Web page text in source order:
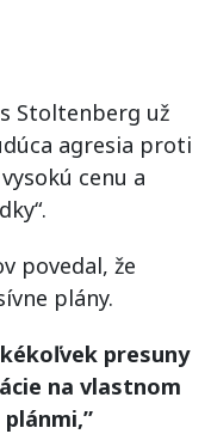
Stoltenberg už
agresia proti
cenu a
povedal, že
plány.
presuny
na vlastnom